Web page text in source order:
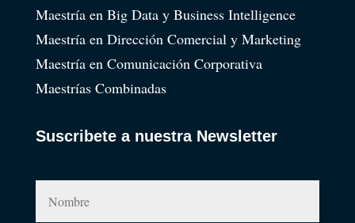
Maestría en Big Data y Business Intelligence
Maestría en Dirección Comercial y Marketing
Maestría en Comunicación Corporativa
Maestrías Combinadas
Suscribete a nuestra Newsletter